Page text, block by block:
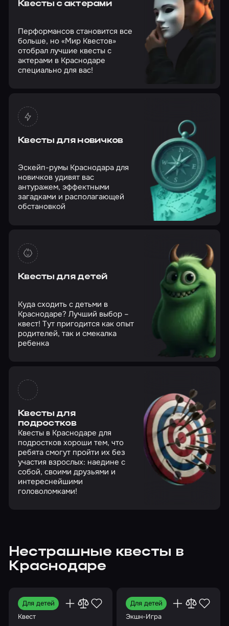
Квесты с актерами
Перформансов становится все
больше, но «Мир Квестов»
отобрал лучшие квесты с
актерами в Краснодаре
специально для вас!
Квесты для новичков
Эскейп-румы Краснодара для
новичков удивят вас
антуражем, эффектными
загадками и располагающей
обстановкой
Квесты для детей
Куда сходить с детьми в
Краснодаре? Лучший выбор –
квест! Тут пригодится как опыт
родителей, так и смекалка
ребенка
Квесты для
подростков
Квесты в Краснодаре для
подростков хороши тем, что
ребята смогут пройти их без
участия взрослых: наедине с
собой, своими друзьями и
интереснейшими
головоломками!
Нестрашные квесты в
Краснодаре
Для детей
Квест
Для детей
Экшн-Игра